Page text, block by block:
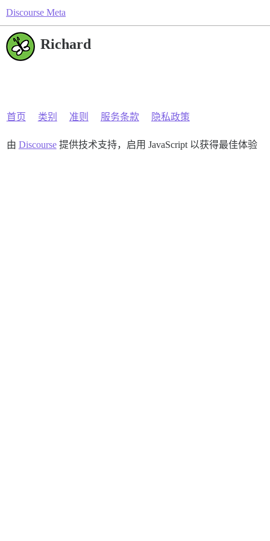
Discourse Meta
Richard
首页 类别 准则 服务条款 隐私政策
由 Discourse提供技术支持，启用 JavaScript 以获得最佳体验